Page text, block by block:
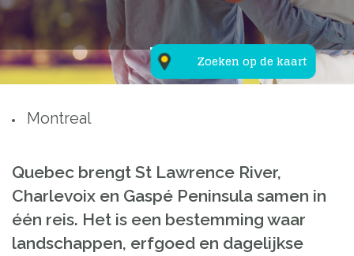
Zoeken op de kaart
Montreal
Quebec brengt St Lawrence River,
Charlevoix en Gaspé Peninsula samen in
één reis. Het is een bestemming waar
landschappen, erfgoed en dagelijkse